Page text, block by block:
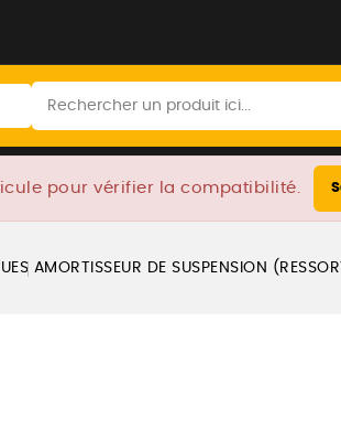
pour vérifier la compatibilité.
AMORTISSEUR DE SUSPENSION